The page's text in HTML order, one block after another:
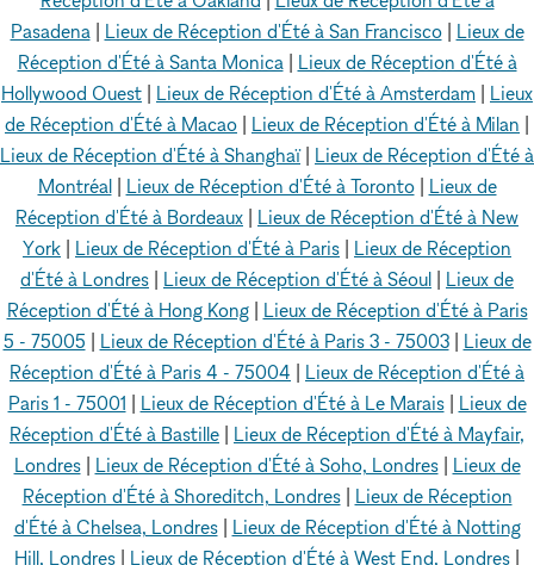
Pasadena | Lieux de Réception d'Été à San Francisco| Lieux de
Réception d'Été à Santa Monica | Lieux de Réception d'Été à
Hollywood Ouest | Lieux de Réception d'Été à Amsterdam | Lieux
de Réception d'Été à Macao | Lieux de Réception d'Été à Milan |
Lieux de Réception d'Été à Shanghaï| Lieux de Réception d'Été à
Montréal| Lieux de Réception d'Été à Toronto| Lieux de
Réception d'Été à Bordeaux | Lieux de Réception d'Été à New
York | Lieux de Réception d'Été à Paris | Lieux de Réception
d'Été à Londres | Lieux de Réception d'Été à Séoul | Lieux de
Réception d'Été à Hong Kong| Lieux de Réception d'Été à Paris
5 - 75005 | Lieux de Réception d'Été à Paris 3 - 75003| Lieux de
Réception d'Été à Paris 4 - 75004 | Lieux de Réception d'Été à
Paris 1 - 75001 | Lieux de Réception d'Été à Le Marais| Lieux de
Réception d'Été à Bastille | Lieux de Réception d'Été à Mayfair,
Londres| Lieux de Réception d'Été à Soho, Londres| Lieux de
Réception d'Été à Shoreditch, Londres| Lieux de Réception
d'Été à Chelsea, Londres| Lieux de Réception d'Été à Notting
Hill, Londres | Lieux de Réception d'Été à West End, Londres |